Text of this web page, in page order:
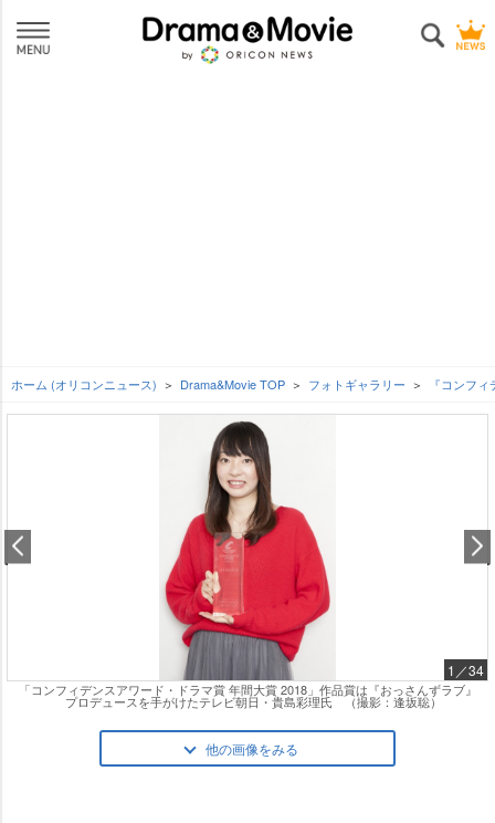
ホーム (オリコンニュース) Drama&Movie TOP フォトギャラリー 『コンフ
1／34
「コンフィデンスアワード・ドラマ賞 年間大賞 2018」作品賞は『おっさんずラブ』
プロデュースを手がけたテレビ朝日・貴島彩理氏 （撮影：逢坂聡）
他の画像をみる